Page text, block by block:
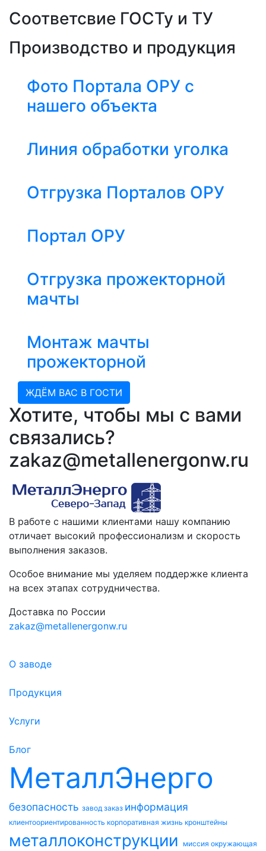
Соответсвие ГОСТу и ТУ
Производство и продукция
Фото Портала ОРУ с
нашего объекта
Линия обработки уголка
Отгрузка Порталов ОРУ
Портал ОРУ
Отгрузка прожекторной
мачты
Монтаж мачты
прожекторной
ЖДЁМ ВАС В ГОСТИ
Хотите, чтобы мы с вами
связались?
zakaz@metallenergonw.ru
В работе с нашими клиентами нашу компанию
отличает высокий профессионализм и скорость
выполнения заказов.
Особое внимание мы уделяем поддержке клиента
на всех этапах сотрудничества.
Доставка по России
zakaz@metallenergonw.ru
О заводе
Продукция
Услуги
Блог
МеталлЭнерго
безопасность завод заказ информация
клиентоориентированность корпоративная жизнь кронштейны
металлоконструкции миссия окружающая